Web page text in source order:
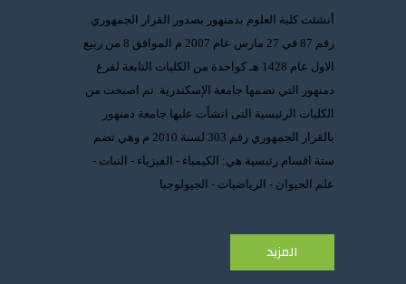
أنشئت كلية العلوم بدمنهور بصدور القرار الجمهوري
رقم 87 في 27 مارس عام 2007 م الموافق 8 من ربيع
الاول عام 1428 هـ كواحدة من الكليات التابعة لفرع
دمنهور التي تضمها جامعة الإسكندرية. ثم اصبحت من
الكليات الرئيسية التى انشأت عليها جامعة دمنهور
بالقرار الجمهوري رقم 303 لسنة 2010 م وهي تضم
ستة اقسام رئيسية هي: الكيمياء - الفيزياء - النبات -
علم الحيوان - الرياضيات - الجيولوجيا
المزيد